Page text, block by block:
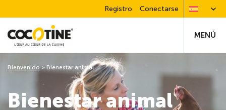
Registro Conectarse
MENÚ
Bienestar animal
Bienvenido>Bienestar animal